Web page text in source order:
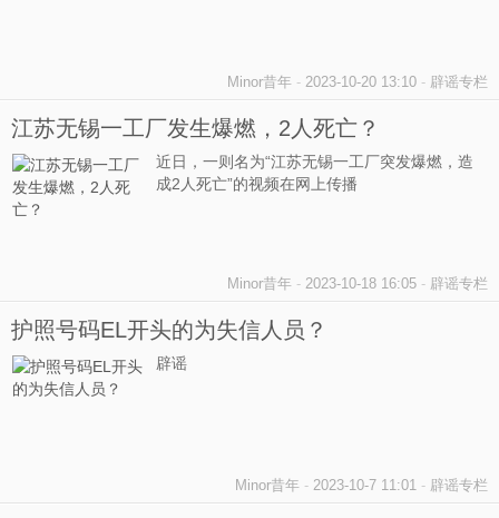
Minor昔年 - 2023-10-20 13:10 - 辟谣专栏
江苏无锡一工厂发生爆燃，2人死亡？
近日，一则名为“江苏无锡一工厂突发爆燃，造
成2人死亡”的视频在网上传播
Minor昔年 - 2023-10-18 16:05 - 辟谣专栏
护照号码EL开头的为失信人员？
辟谣
Minor昔年 - 2023-10-7 11:01 - 辟谣专栏